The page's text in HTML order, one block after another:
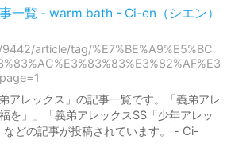
一覧 - warm bath - Ci-en（シエン）
article/tag/%E7%BE%A9%E5%BC
アレックス」の記事一覧です。「義弟アレ
を」」「義弟アレックスSS「少年アレッ
などの記事が投稿されています。 - Ci-